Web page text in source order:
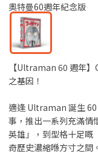
奧特曼60週年紀念版
【Ultraman 60 週年
之基因！
適逢 Ultraman 誕生
事，推出一系列充滿情
英雄」，到型格十足
奇歷史濃縮喺方寸之間